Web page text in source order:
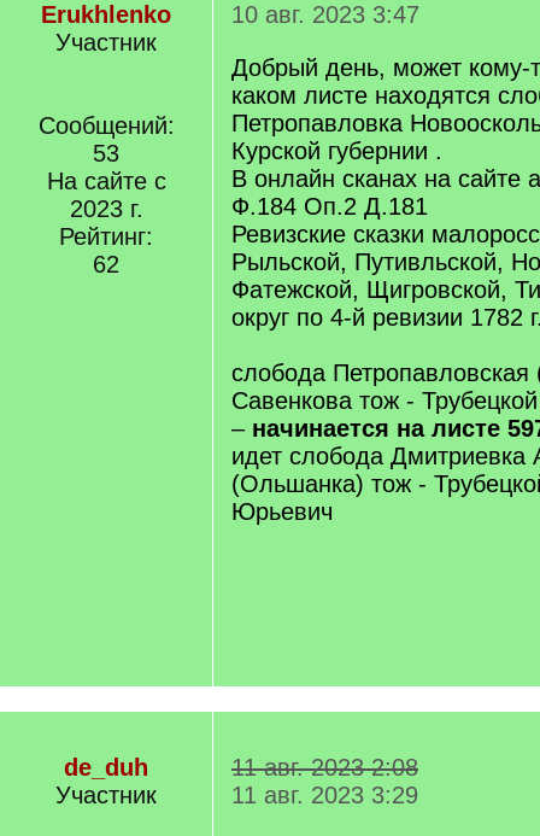
Erukhlenko
Участник
Сообщений:
53
На сайте с
2023 г.
Рейтинг:
62
10 авг. 2023 3:47
Добрый день, может кому-
каком листе находятся
Петропавловка
Курской губернии .
В онлайн сканах на сайте
Ф.184 Оп.2 Д.181
Ревизские сказки
Рыльской, Путивльской,
Фатежской, Щигровской,
округ по 4-й ревизии 1782
слобода Петропавловская
Савенкова тож -
– начинается на листе
идет слобода Дмитриевка
(Ольшанка) тож -
Юрьевич
de_duh
Участник
11 авг. 2023 2:08
11 авг. 2023 3:29